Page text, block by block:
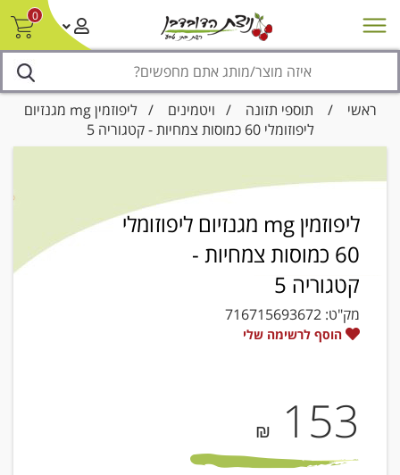
0
מבצעים סניפים צור קשר/ביטול הזמנה
ראשי / תוספי תזונה / ויטמינים
/ ליפוזמין mg מגנזיום
ליפוזומלי 60 כמוסות צמחיות - קטגוריה 5
ליפוזמין mg מגנזיום ליפוזומלי
60 כמוסות צמחיות -
קטגוריה 5
מק"ט: 716715693672
הוסף לרשימה שלי
153
₪